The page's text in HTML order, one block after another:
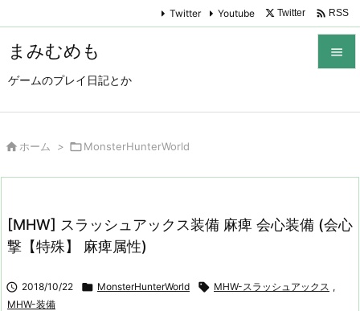
まみむめも
ゲームのプレイ日記とか

次へ
Twitter Youtube Twitter  RSS
 ホーム > MonsterHunterWorld
[MHW] スラッシュアックス装備 麻痺 会心装備 (会心
撃【特殊】 麻痺属性)
 2018/10/22  MonsterHunterWorld  MHW-スラッシュアックス ,
MHW-装備